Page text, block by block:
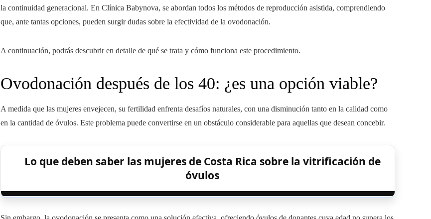
la continuidad generacional. En Clínica Babynova, se abordan todos los métodos de reproducción asistida, comprendiendo
que, ante tantas opciones, pueden surgir dudas sobre la efectividad de la ovodonación.
A continuación, podrás descubrir en detalle de qué se trata y cómo funciona este procedimiento.
Ovodonación después de los 40: ¿es una opción viable?
A medida que las mujeres envejecen, su fertilidad enfrenta desafíos naturales, con una disminución tanto en la calidad como
en la cantidad de óvulos. Este problema puede convertirse en un obstáculo considerable para aquellas que desean concebir.
Lo que deben saber las mujeres de Costa Rica sobre la vitrificación de
óvulos